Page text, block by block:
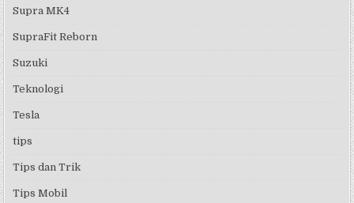
Supra MK4
SupraFit Reborn
Suzuki
Teknologi
Tesla
tips
Tips dan Trik
Tips Mobil